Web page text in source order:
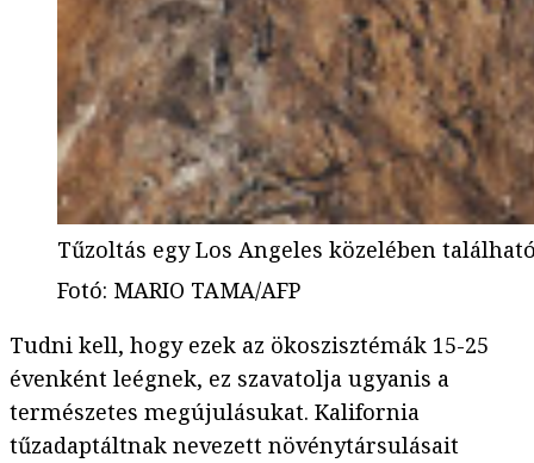
Tűzoltás egy Los Angeles közelében
Fotó: MARIO TAMA/AFP
Tudni kell, hogy ezek az ökoszisztémák 15-25
évenként leégnek, ez szavatolja ugyanis a
természetes megújulásukat. Kalifornia
tűzadaptáltnak nevezett növénytársulásait